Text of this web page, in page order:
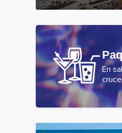
En